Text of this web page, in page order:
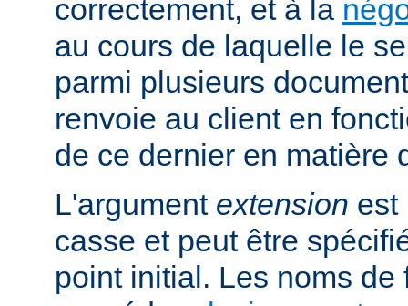
correctement, et à la
au cours de laquelle le
parmi plusieurs
renvoie au client en
de ce dernier en matière
L'argument extension est
casse et peut être
point initial. Les noms de